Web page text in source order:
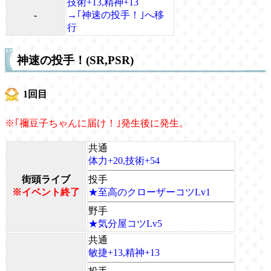
-
技術+13,精神+13
→｢神速の投手！｣へ移
行
神速の投手！(SR,PSR)
1回目
※｢禰豆子ちゃんに届け！｣発生後に発生。
街頭ライブ
※イベント終了
共通
体力+20,技術+54
投手
★至高のクローザーコツLv1
野手
★気分屋コツLv5
共通
敏捷+13,精神+13